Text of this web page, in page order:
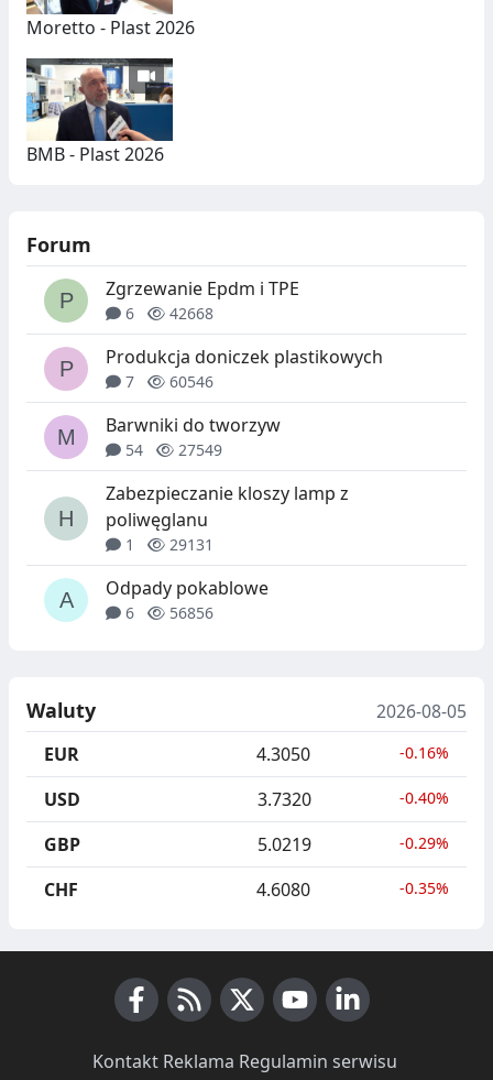
Moretto - Plast 2026
BMB - Plast 2026
Forum
Zgrzewanie Epdm i TPE
6 42668
Produkcja doniczek plastikowych
7 60546
Barwniki do tworzyw
54 27549
Zabezpieczanie kloszy lamp z
poliwęglanu
1 29131
Odpady pokablowe
6 56856
Waluty
2026-08-05
EUR
4.3050 -0.16%
USD 3.7320 -0.40%
GBP 5.0219 -0.29%
CHF 4.6080 -0.35%
Kontakt· Reklama Regulamin serwisu